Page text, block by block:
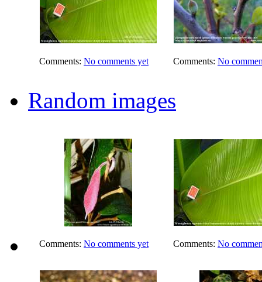
Comments: No comments yet Comments: No
Random images
Comments: No comments yet Comments: No